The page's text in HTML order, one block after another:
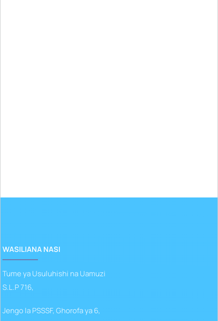
WASILIANA NASI
Tume ya Usuluhishi na Uamuzi
S.L.P 716,
Jengo la PSSSF, Ghorofa ya 6,